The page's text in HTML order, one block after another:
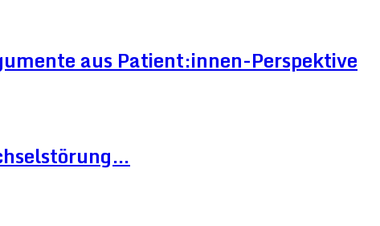
aus Patient:innen-Perspektive